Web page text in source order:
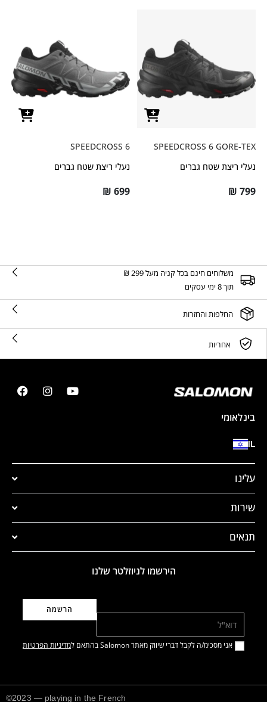
SPEEDCROSS 6 GORE-TEX
נעלי ריצת שטח גברים
₪ 799
SPEEDCROSS 6
נעלי ריצת שטח גברים
₪ 699
משלוחים חינם בכל קניה מעל 299 ₪
תוך 8 ימי עסקים
החלפות והחזרות
אחריות
בינלאומי
IL
עלינו
שירות
תנאים
הירשמו לניוזלטר שלנו
אני מסכימ/ה לקבל דברי שיווק מאתר Salomon בהתאם ל מדיניות הפרטיות
©2023 — playing in the French